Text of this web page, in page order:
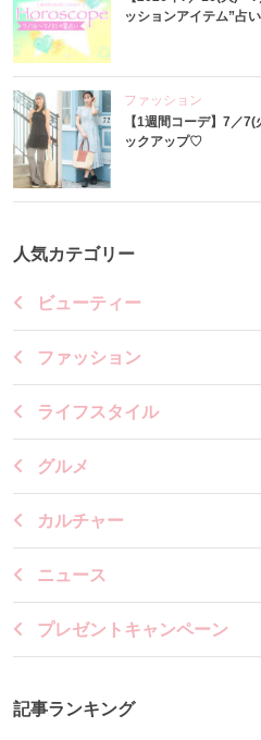
ッションアイテム”占
ファッション
【1週間コーデ】7／
ックアップ♡
人気カテゴリー
ビューティー
ファッション
ライフスタイル
グルメ
カルチャー
ニュース
プレゼントキャンペーン
記事ランキング